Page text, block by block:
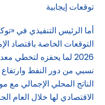
توقعات إيجابية
أما الرئيس التنفيذي في
التوقعات الخاصة باقتصاد
2026 لما يحفزه لتخطي
نسبي من دور النفط
الناتج المحلي الإجمالي مع
الاقتصادي لها خلال العام